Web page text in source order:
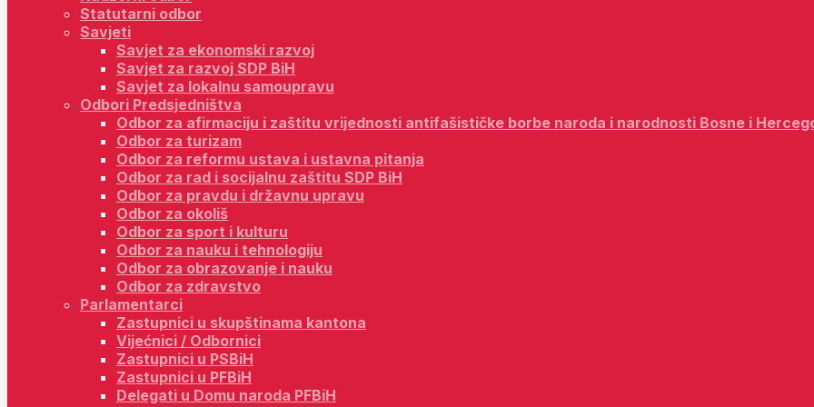
Statutarni odbor
Savjeti
Savjet za ekonomski razvoj
Savjet za razvoj SDP BiH
Savjet za lokalnu samoupravu
Odbori Predsjedništva
Odbor za afirmaciju i zaštitu vrijednosti antifašističke borbe naroda i narodnosti Bosne i
Odbor za turizam
Odbor za reformu ustava i ustavna pitanja
Odbor za rad i socijalnu zaštitu SDP BiH
Odbor za pravdu i državnu upravu
Odbor za okoliš
Odbor za sport i kulturu
Odbor za nauku i tehnologiju
Odbor za obrazovanje i nauku
Odbor za zdravstvo
Parlamentarci
Zastupnici u skupštinama kantona
Vijećnici / Odbornici
Zastupnici u PSBiH
Zastupnici u PFBiH
Delegati u Domu naroda PFBiH